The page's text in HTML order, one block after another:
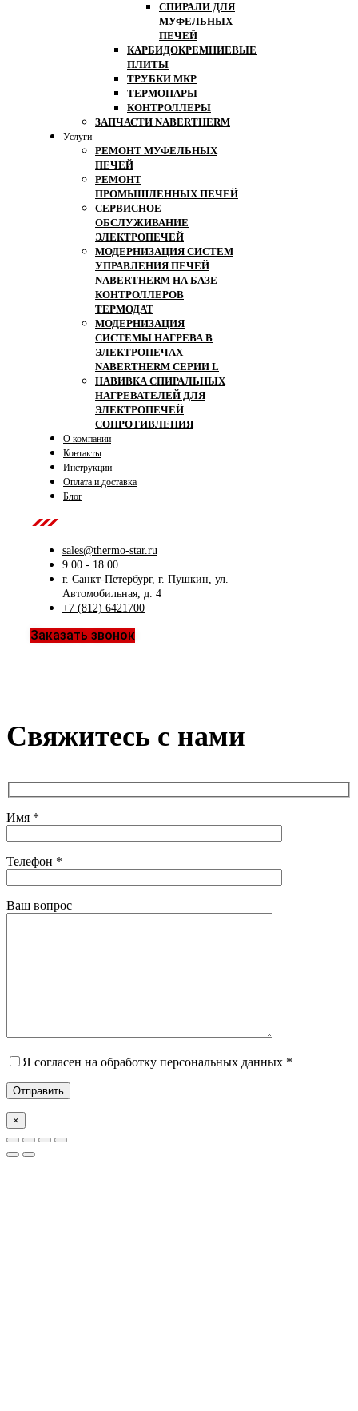
СПИРАЛИ ДЛЯ
МУФЕЛЬНЫХ
ПЕЧЕЙ
КАРБИДОКРЕМНИЕВЫЕ
ПЛИТЫ
ТРУБКИ МКР
ТЕРМОПАРЫ
КОНТРОЛЛЕРЫ
ЗАПЧАСТИ NABERTHERM
Услуги
РЕМОНТ МУФЕЛЬНЫХ
ПЕЧЕЙ
РЕМОНТ
ПРОМЫШЛЕННЫХ ПЕЧЕЙ
СЕРВИСНОЕ
ОБСЛУЖИВАНИЕ
ЭЛЕКТРОПЕЧЕЙ
МОДЕРНИЗАЦИЯ СИСТЕМ
УПРАВЛЕНИЯ ПЕЧЕЙ
NABERTHERM НА БАЗЕ
КОНТРОЛЛЕРОВ
ТЕРМОДАТ
МОДЕРНИЗАЦИЯ
СИСТЕМЫ НАГРЕВА В
ЭЛЕКТРОПЕЧАХ
NABERTHERM СЕРИИ L
НАВИВКА СПИРАЛЬНЫХ
НАГРЕВАТЕЛЕЙ ДЛЯ
ЭЛЕКТРОПЕЧЕЙ
СОПРОТИВЛЕНИЯ
О компании
Контакты
Инструкции
Оплата и доставка
Блог
sales@thermo-star.ru
9.00 - 18.00
г. Санкт-Петербург, г. Пушкин, ул.
Автомобильная, д. 4
+7 (812) 6421700
Заказать звонок
Свяжитесь с нами
Имя *
Телефон *
Ваш вопрос
Я согласен на обработку персональных данных *
×